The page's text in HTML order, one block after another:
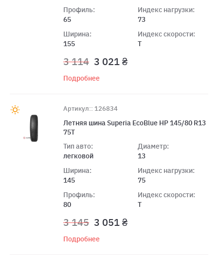
Профиль:
65
Ширина:
155
Индекс нагрузки:
73
Индекс скорости:
T
3 114 3 021 ₴
Подробнее
Артикул:: 126834
Летняя шина Superia EcoBlue HP 145/80 R13
75T
Тип авто:
легковой
Ширина:
145
Профиль:
80
Диаметр:
13
Индекс нагрузки:
75
Индекс скорости:
T
3 145 3 051 ₴
Подробнее